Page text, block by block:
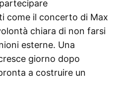
come il concerto di Max
chiara di non farsi
esterne. Una
giorno dopo
a costruire un